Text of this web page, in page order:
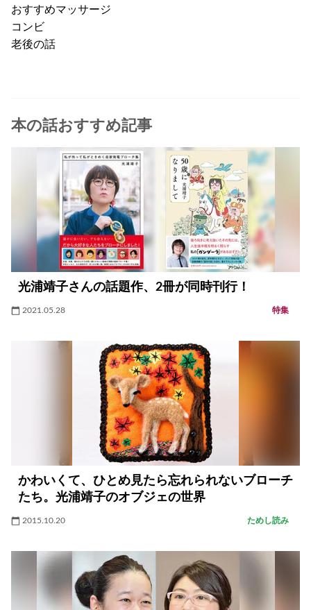
おすすめマッサージ
コンビ
老後の話
本の話おすすめ記事
光浦靖子さんの話題作、2冊が同時刊行！
2021.05.28 特集
かわいくて、ひとめ見たら忘れられないブローチ
たち。光浦靖子のオブジェの世界
2015.10.20 ためし読み